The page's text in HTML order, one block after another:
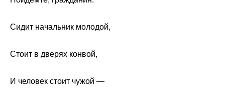
Сидит начальник молодой,
Стоит в дверях конвой,
И человек стоит чужой —